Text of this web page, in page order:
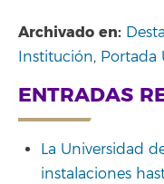
Archivado en:
Institución, Portada
ENTRADAS
La Universidad
instalaciones